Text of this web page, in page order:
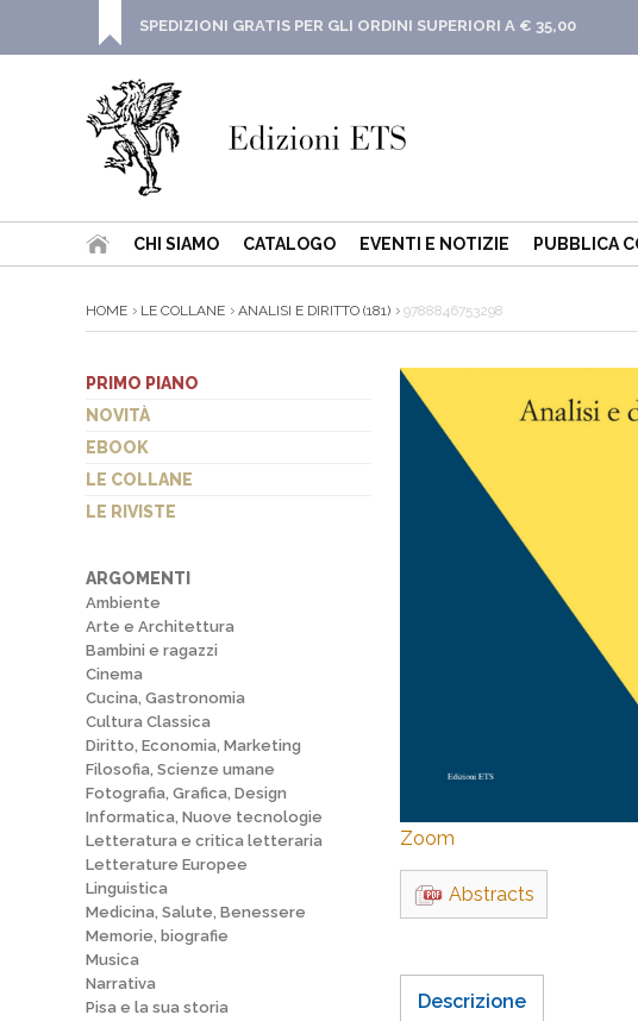
SPEDIZIONI GRATIS PER GLI ORDINI SUPERIORI A € 35,00
CHI SIAMO CATALOGO EVENTI E NOTIZIE PUBBLICA
HOME LE COLLANE ANALISI E DIRITTO (181) 9788846753298
PRIMO PIANO
NOVITÀ
EBOOK
LE COLLANE
LE RIVISTE
ARGOMENTI
Ambiente
Arte e Architettura
Bambini e ragazzi
Cinema
Cucina, Gastronomia
Cultura Classica
Diritto, Economia, Marketing
Filosofia, Scienze umane
Fotografia, Grafica, Design
Informatica, Nuove tecnologie
Letteratura e critica letteraria
Letterature Europee
Linguistica
Medicina, Salute, Benessere
Memorie, biografie
Musica
Narrativa
Pisa e la sua storia
Zoom
Abstracts
Descrizione